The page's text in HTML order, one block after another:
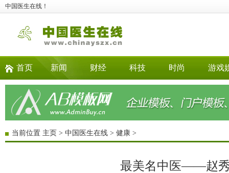
中国医生在线！
首页 新闻 财经 科技 时尚 游戏
当前位置 主页 > 中国医生在线 > 健康 >
最美名中医——赵